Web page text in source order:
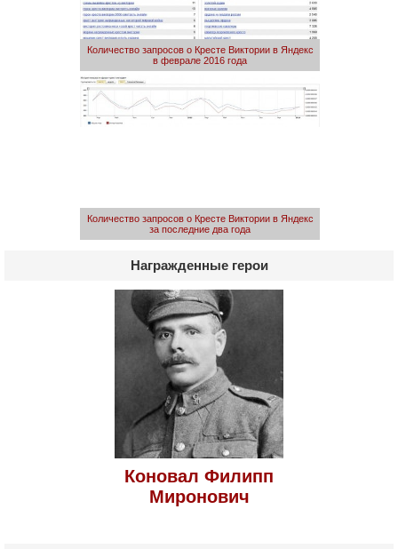
Количество запросов о Кресте Виктории в Яндекс
в феврале 2016 года
Количество запросов о Кресте Виктории в Яндекс
за последние два года
Награжденные герои
Коновал Филипп
Миронович